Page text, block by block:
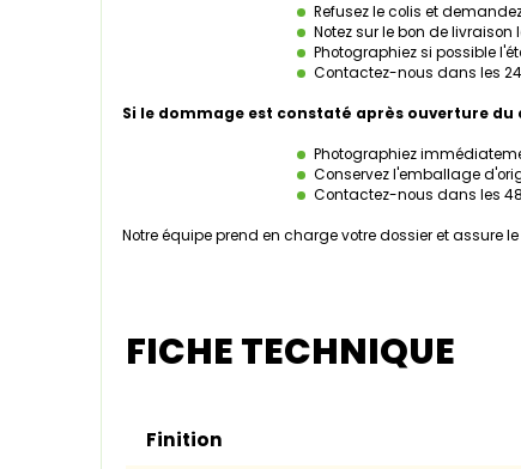
Refusez le colis et
Notez sur le bon de
Photographiez si possible
Contactez-nous dans les
Si le dommage est constaté après ouverture du
Photographiez
Conservez l'emballage
Contactez-nous dans les
Notre équipe prend en charge votre dossier et assure
FICHE TECHNIQUE
Finition